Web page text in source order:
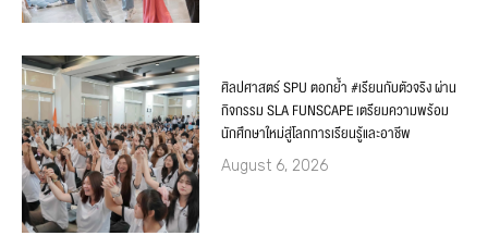
ศิลปศาสตร์ SPU ตอกย้ำ #เรียนกับตัวจริง ผ่าน
กิจกรรม SLA FUNSCAPE เตรียมความพร้อม
นักศึกษาใหม่สู่โลกการเรียนรู้และอาชีพ
August 6, 2026